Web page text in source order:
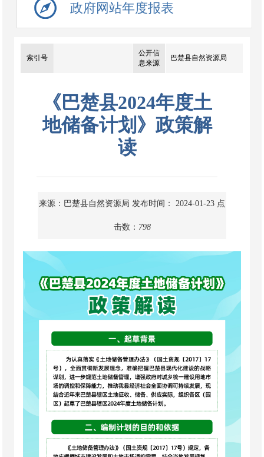
政府网站年度报表
索引号
公开信
息来源
巴楚县自然资源局
《巴楚县2024年度土
地储备计划》政策解
读
来源：巴楚县自然资源局 发布时间： 2024-01-23 点
击数： 798